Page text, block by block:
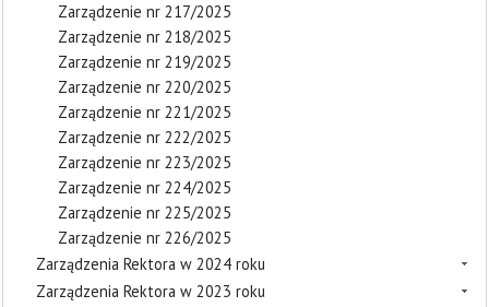
Zarządzenie nr 217/2025
Zarządzenie nr 218/2025
Zarządzenie nr 219/2025
Zarządzenie nr 220/2025
Zarządzenie nr 221/2025
Zarządzenie nr 222/2025
Zarządzenie nr 223/2025
Zarządzenie nr 224/2025
Zarządzenie nr 225/2025
Zarządzenie nr 226/2025
Zarządzenia Rektora w 2024 roku
Zarządzenia Rektora w 2023 roku